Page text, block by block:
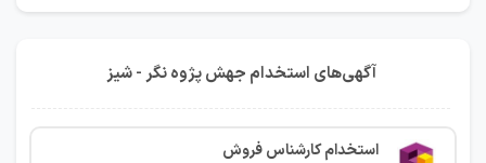
آگهی‌های استخدام جهش پژوه نگر - شیز
استخدام کارشناس فروش